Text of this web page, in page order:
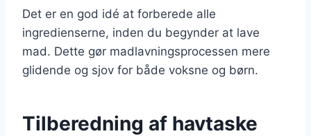
Det er en god idé at forberede alle
ingredienserne, inden du begynder at lave
mad. Dette gør madlavningsprocessen mere
glidende og sjov for både voksne og børn.
Tilberedning af havtaske